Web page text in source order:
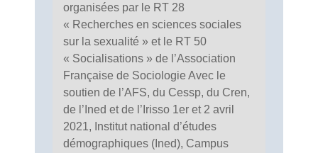
organisées par le RT 28
« Recherches en sciences sociales
sur la sexualité » et le RT 50
« Socialisations » de l’Association
Française de Sociologie Avec le
soutien de l’AFS, du Cessp, du Cren,
de l’Ined et de l’Irisso 1er et 2 avril
2021, Institut national d’études
démographiques (Ined), Campus